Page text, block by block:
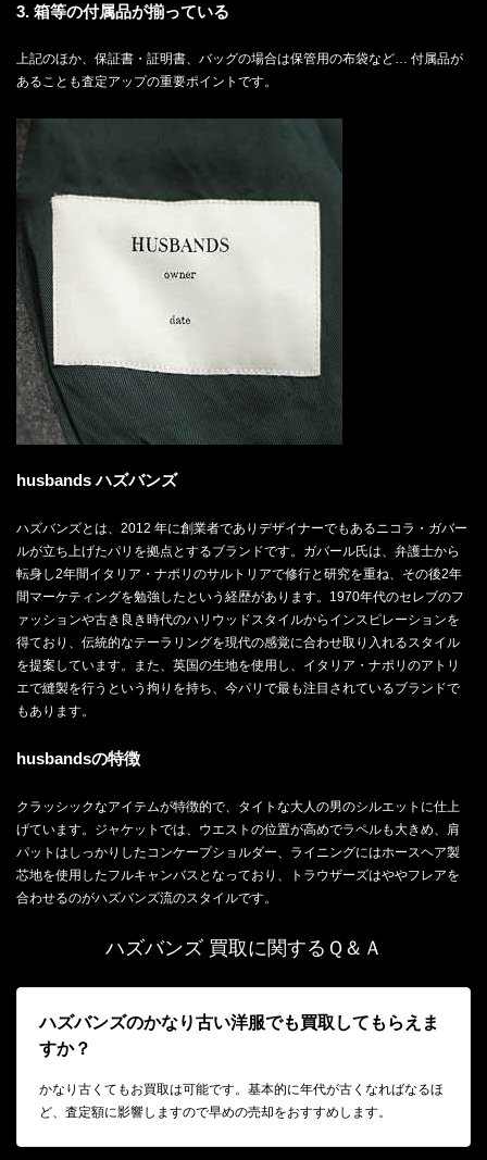
3. 箱等の付属品が揃っている
上記のほか、保証書・証明書、バッグの場合は保管用の布袋など… 付属品が
あることも査定アップの重要ポイントです。
husbands ハズバンズ
ハズバンズとは、2012 年に創業者でありデザイナーでもあるニコラ・ガバー
ルが立ち上げたパリを拠点とするブランドです。ガバール氏は、弁護士から
転身し2年間イタリア・ナポリのサルトリアで修行と研究を重ね、その後2年
間マーケティングを勉強したという経歴があります。1970年代のセレブのフ
ァッションや古き良き時代のハリウッドスタイルからインスピレーションを
得ており、伝統的なテーラリングを現代の感覚に合わせ取り入れるスタイル
を提案しています。また、英国の生地を使用し、イタリア・ナポリのアトリ
エで縫製を行うという拘りを持ち、今パリで最も注目されているブランドで
もあります。
husbandsの特徴
クラッシックなアイテムが特徴的で、タイトな大人の男のシルエットに仕上
げています。ジャケットでは、ウエストの位置が高めでラペルも大きめ、肩
パットはしっかりしたコンケープショルダー、ライニングにはホースヘア製
芯地を使用したフルキャンバスとなっており、トラウザーズはややフレアを
合わせるのがハズバンズ流のスタイルです。
ハズバンズ 買取に関するＱ＆Ａ
ハズバンズのかなり古い洋服でも買取してもらえま
すか？
かなり古くてもお買取は可能です。基本的に年代が古くなればなるほ
ど、査定額に影響しますので早めの売却をおすすめします。